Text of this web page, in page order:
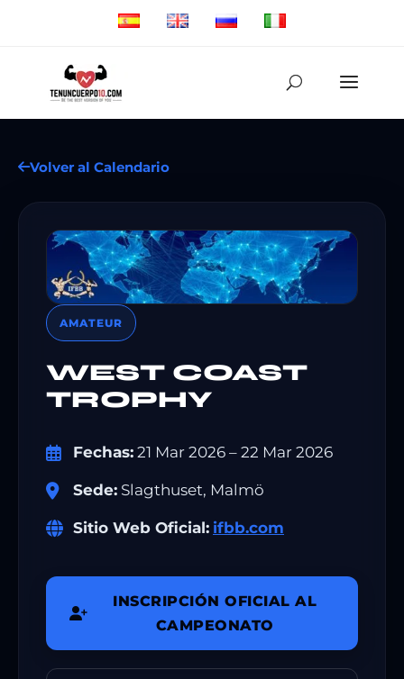
Volver al Calendario
AMATEUR
WEST COAST
TROPHY
Fechas: 21 Mar 2026 – 22 Mar 2026
Sede: Slagthuset, Malmö
Sitio Web Oficial: ifbb.com
INSCRIPCIÓN OFICIAL AL
CAMPEONATO